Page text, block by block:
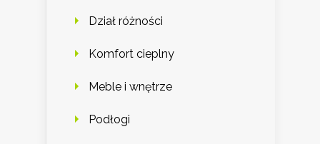
Dział różności
Komfort cieplny
Meble i wnętrze
Podłogi